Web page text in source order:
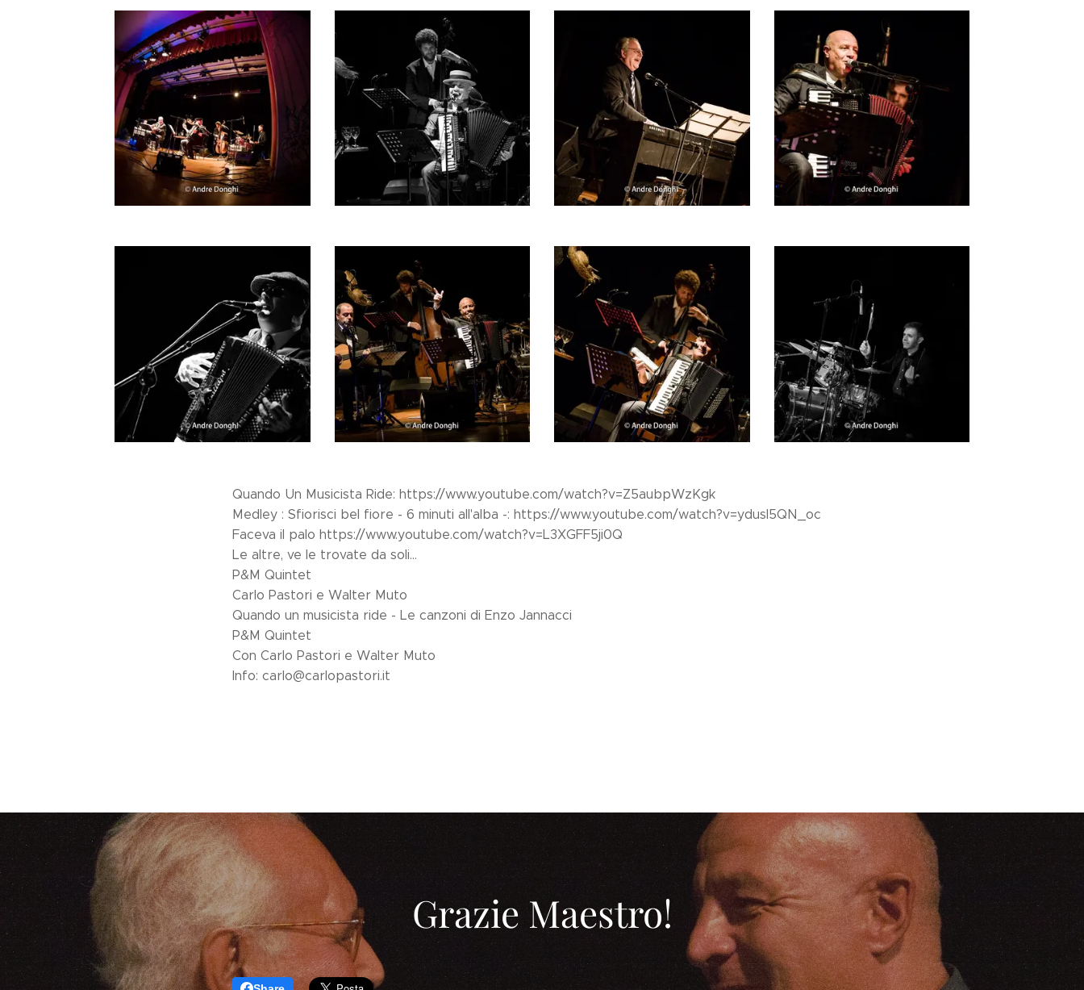
Quando Un Musicista Ride: https://www.youtube.com/watch?v=Z5aubpWzKgk
Medley : Sfiorisci bel fiore - 6 minuti all'alba -: https://www.youtube.com/watch?v=ydusl5QN_oc
Faceva il palo https://www.youtube.com/watch?v=L3XGFF5ji0Q
Le altre, ve le trovate da soli...
P&M Quintet
Carlo Pastori e Walter Muto
Quando un musicista ride - Le canzoni di Enzo Jannacci
P&M Quintet
Con Carlo Pastori e Walter Muto
Info: carlo@carlopastori.it
Grazie Maestro!